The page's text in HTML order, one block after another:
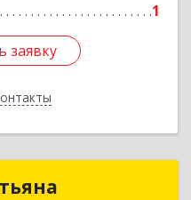
1
заявку
заявку
Татьяна